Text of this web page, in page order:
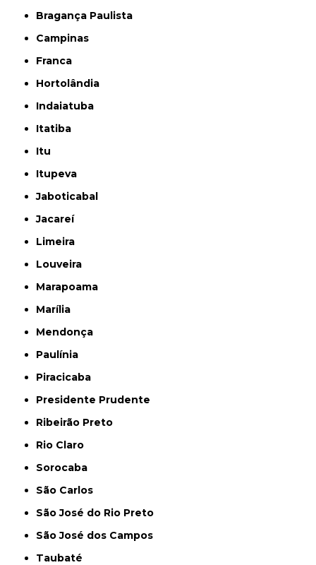
Bragança Paulista
Campinas
Franca
Hortolândia
Indaiatuba
Itatiba
Itu
Itupeva
Jaboticabal
Jacareí
Limeira
Louveira
Marapoama
Marília
Mendonça
Paulínia
Piracicaba
Presidente Prudente
Ribeirão Preto
Rio Claro
Sorocaba
São Carlos
São José do Rio Preto
São José dos Campos
Taubaté